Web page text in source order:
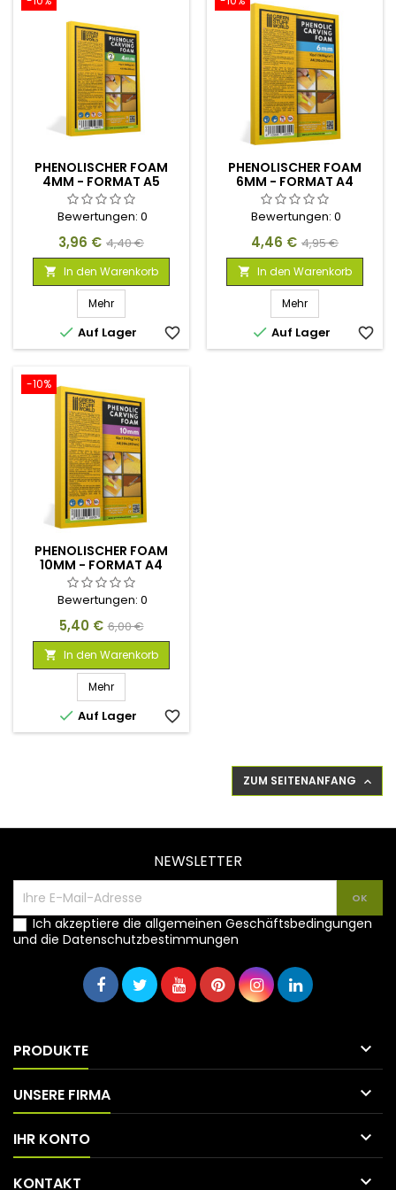
PHENOLISCHER FOAM
4MM - FORMAT A5
Bewertungen: 0
Preis
3,96 € Verkaufspreis
4,40 €
 In den Warenkorb
Mehr
 Auf Lager favorite_border
PHENOLISCHER FOAM
6MM - FORMAT A4
Bewertungen: 0
Preis
4,46 € Verkaufspreis
4,95 €
 In den Warenkorb
Mehr
 Auf Lager favorite_border
-10%
PHENOLISCHER FOAM
10MM - FORMAT A4
Bewertungen: 0
Preis
5,40 € Verkaufspreis
6,00 €
 In den Warenkorb
Mehr
 Auf Lager favorite_border
ZUM SEITENANFANG 
NEWSLETTER
Ich akzeptiere die allgemeinen Geschäftsbedingungen
und die Datenschutzbestimmungen
PRODUKTE 
UNSERE FIRMA 
IHR KONTO 
KONTAKT 